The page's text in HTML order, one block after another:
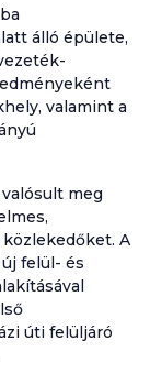
álló épülete,
valamint a
meg
A
felül- és
úti felüljáró